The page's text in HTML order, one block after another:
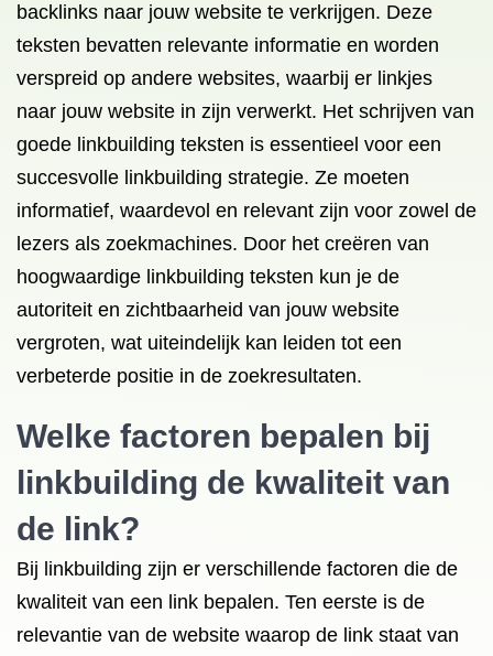
backlinks naar jouw website te verkrijgen. Deze
teksten bevatten relevante informatie en worden
verspreid op andere websites, waarbij er linkjes
naar jouw website in zijn verwerkt. Het schrijven van
goede linkbuilding teksten is essentieel voor een
succesvolle linkbuilding strategie. Ze moeten
informatief, waardevol en relevant zijn voor zowel de
lezers als zoekmachines. Door het creëren van
hoogwaardige linkbuilding teksten kun je de
autoriteit en zichtbaarheid van jouw website
vergroten, wat uiteindelijk kan leiden tot een
verbeterde positie in de zoekresultaten.
Welke factoren bepalen bij
linkbuilding de kwaliteit van
de link?
Bij linkbuilding zijn er verschillende factoren die de
kwaliteit van een link bepalen. Ten eerste is de
relevantie van de website waarop de link staat van